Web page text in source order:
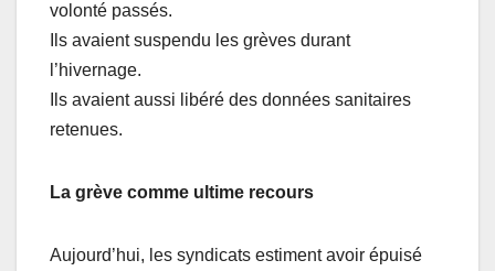
volonté passés.
Ils avaient suspendu les grèves durant
l’hivernage.
Ils avaient aussi libéré des données sanitaires
retenues.
La grève comme ultime recours
Aujourd’hui, les syndicats estiment avoir épuisé